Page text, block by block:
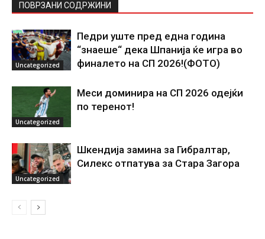
ПОВРЗАНИ СОДРЖИНИ
Uncategorized
Педри уште пред една година
“знаеше“ дека Шпанија ќе игра во
финалето на СП 2026!(ФОТО)
Uncategorized
Меси доминира на СП 2026 одејќи
по теренот!
Uncategorized
Шкендија замина за Гибралтар,
Силекс отпатува за Стара Загора